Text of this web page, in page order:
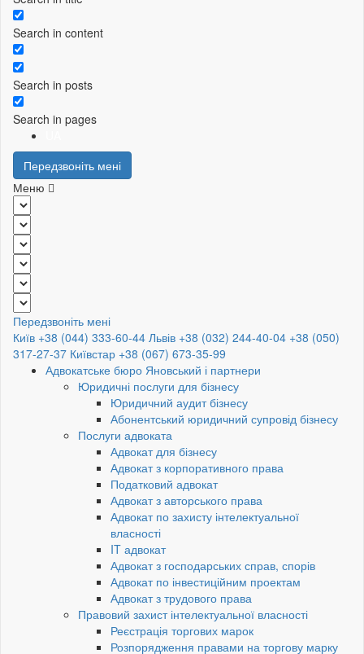
Search in content
Search in posts
Search in pages
Передзвоніть мені
Меню
Передзвоніть мені
Київ +38 (044) 333-60-44 Львів +38 (032) 244-40-04 +38 (050)
317-27-37 Київстар +38 (067) 673-35-99
Адвокатське бюро Яновський і партнери
Юридичні послуги для бізнесу
Юридичний аудит бізнесу
Абонентський юридичний супровід бізнесу
Послуги адвоката
Адвокат для бізнесу
Адвокат з корпоративного права
Податковий адвокат
Адвокат з авторського права
Адвокат по захисту інтелектуальної
власності
IT адвокат
Адвокат з господарських справ, спорів
Адвокат по інвестиційним проектам
Адвокат з трудового права
Правовий захист інтелектуальної власності
Реєстрація торгових марок
Розпорядження правами на торгову марку